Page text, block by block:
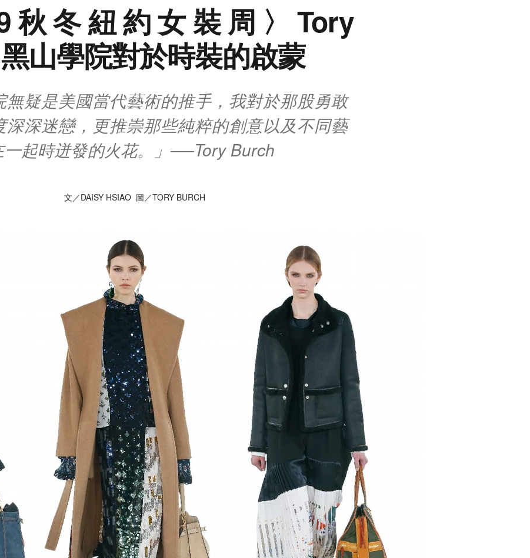
秋冬紐約女裝周〉Tory
山學院對於時裝的啟蒙
無疑是美國當代藝術的推手，我對於那股勇敢
深深迷戀，更推崇那些純粹的創意以及不同藝
一起時迸發的火花。」──Tory Burch
文／DAISY HSIAO 圖／TORY BURCH